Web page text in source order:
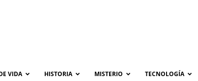
VIDA HISTORIA MISTERIO TECNOLOGÍA